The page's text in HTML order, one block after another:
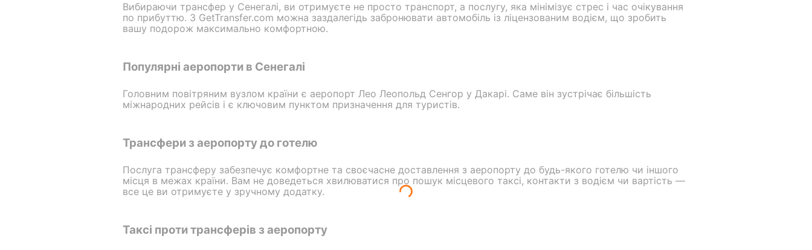
Вибираючи трансфер у Сенегалі, ви отримуєте не просто транспорт, а послугу, яка мінімізує стрес і час очікування
по прибуттю. З GetTransfer.com можна заздалегідь забронювати автомобіль із ліцензованим водієм, що зробить
вашу подорож максимально комфортною.
Популярні аеропорти в Сенегалі
Головним повітряним вузлом країни є аеропорт Лео Леопольд Сенгор у Дакарі. Саме він зустрічає більшість
міжнародних рейсів і є ключовим пунктом призначення для туристів.
Трансфери з аеропорту до готелю
Послуга трансферу забезпечує комфортне та своєчасне доставлення з аеропорту до будь-якого готелю чи іншого
місця в межах країни. Вам не доведеться хвилюватися про пошук місцевого таксі, контакти з водієм чи вартість —
все це ви отримуєте у зручному додатку.
Таксі проти трансферів з аеропорту